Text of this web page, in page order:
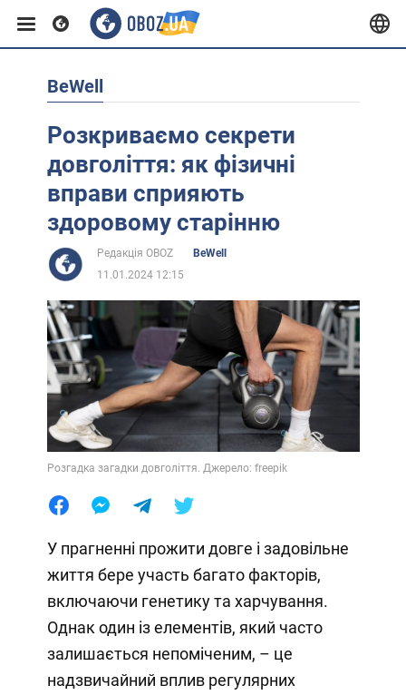
Європа
США
Африка
Життя
Лайфхаки
BeWell
Розкриваємо секрети
довголіття: як фізичні
вправи сприяють
здоровому старінню
Редакція OBOZ
BeWell
11.01.2024 12:15
Розгадка загадки довголіття. Джерело: freepik
У прагненні прожити довге і задовільне
життя бере участь багато факторів,
включаючи генетику та харчування.
Однак один із елементів, який часто
залишається непоміченим, – це
надзвичайний вплив регулярних